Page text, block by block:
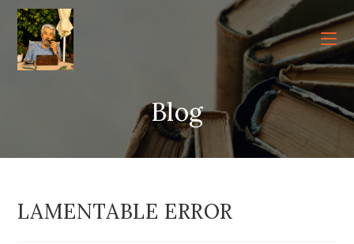
contenido
Blog
LAMENTABLE ERROR